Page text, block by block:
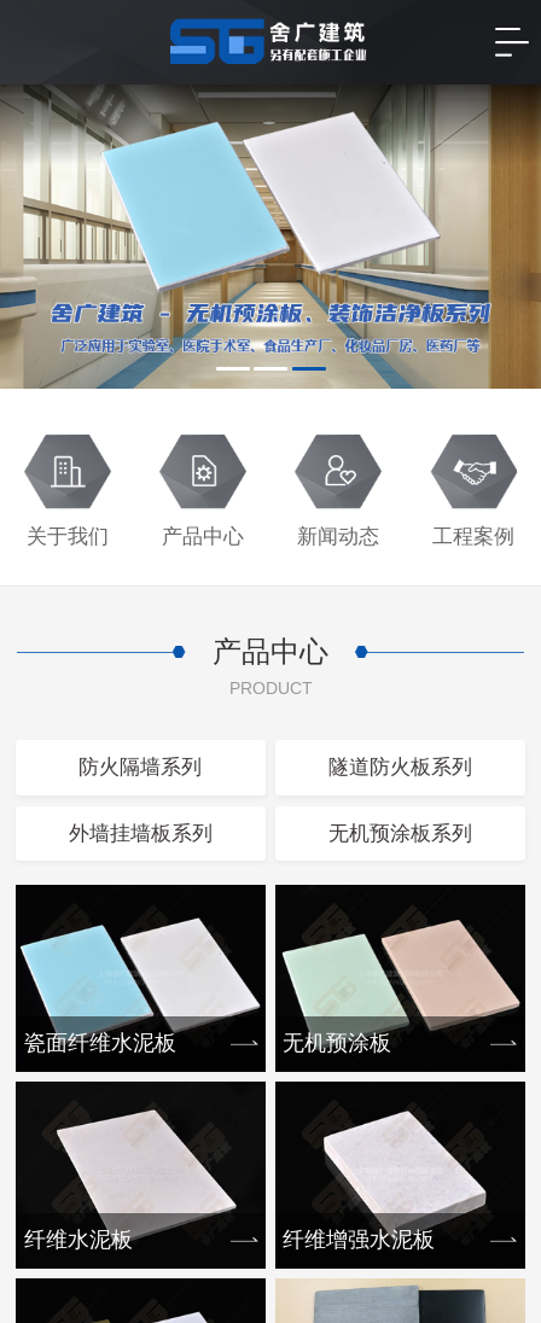
关于我们 产品中心 新闻动态 工程案例
产品中心
PRODUCT
防火隔墙系列 隧道防火板系列
外墙挂墙板系列 无机预涂板系列
瓷面纤维水泥板 无机预涂板
纤维水泥板 纤维增强水泥板